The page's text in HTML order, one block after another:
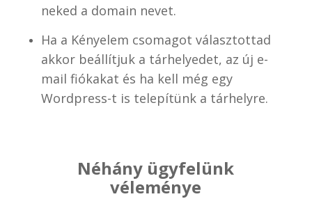
neked a domain nevet.
Ha a Kényelem csomagot választottad
akkor beállítjuk a tárhelyedet, az új e-
mail fiókakat és ha kell még egy
Wordpress-t is telepítünk a tárhelyre.
Néhány ügyfelünk
véleménye